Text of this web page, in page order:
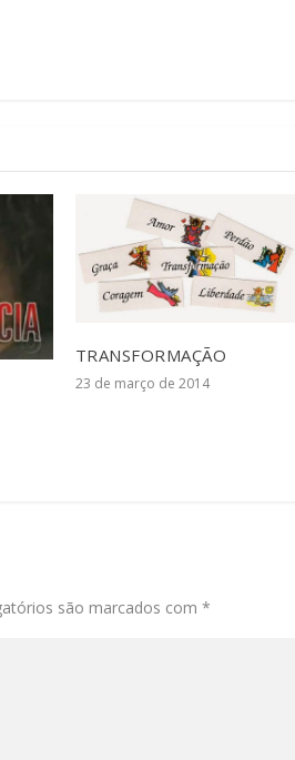
TRANSFORMAÇÃO
23 de março de 2014
são marcados com*